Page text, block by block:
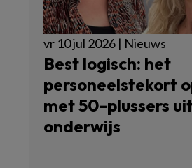
vr 10 jul 2026 | Nieuws
Best logisch: het
personeelstekort
met 50-plussers
onderwijs